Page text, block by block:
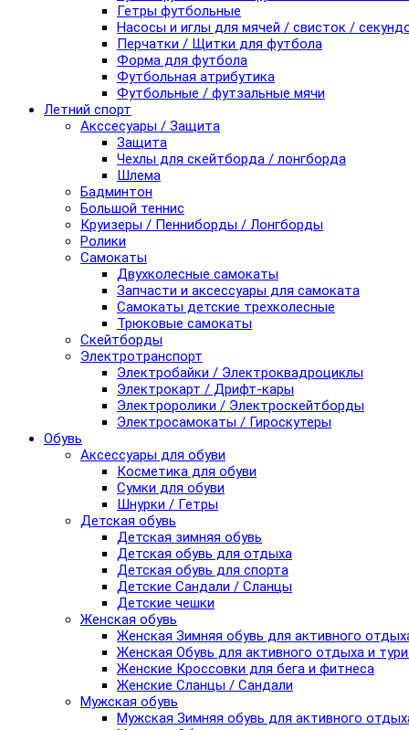
Гетры футбольные
Насосы и иглы для мячей / свисток /
Перчатки / Щитки для футбола
Форма для футбола
Футбольная атрибутика
Футбольные / футзальные мячи
Летний спорт
Акссесуары / Защита
Защита
Чехлы для скейтборда / лонгборда
Шлема
Бадминтон
Большой теннис
Круизеры / Пенниборды / Лонгборды
Ролики
Самокаты
Двухколесные самокаты
Запчасти и аксессуары для самоката
Самокаты детские трехколесные
Трюковые самокаты
Скейтборды
Электротранспорт
Электробайки / Электроквадроциклы
Электрокарт / Дрифт-кары
Электроролики / Электроскейтборды
Электросамокаты / Гироскутеры
Обувь
Аксессуары для обуви
Косметика для обуви
Сумки для обуви
Шнурки / Гетры
Детская обувь
Детская зимняя обувь
Детская обувь для отдыха
Детская обувь для спорта
Детские Сандали / Сланцы
Детские чешки
Женская обувь
Женская Зимняя обувь для активного
Женская Обувь для активного отдыха и
Женские Кроссовки для бега и фитнеса
Женские Сланцы / Сандали
Мужская обувь
Мужская Зимняя обувь для активного